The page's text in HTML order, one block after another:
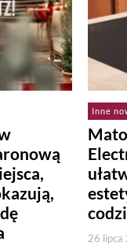
Inne
26 lipca